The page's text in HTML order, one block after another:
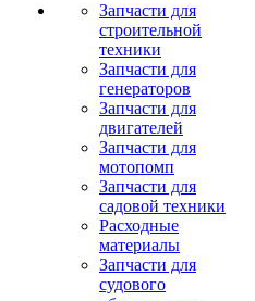
Запчасти для
строительной
техники
Запчасти для
генераторов
Запчасти для
двигателей
Запчасти для
мотопомп
Запчасти для
садовой техники
Расходные
материалы
Запчасти для
судового